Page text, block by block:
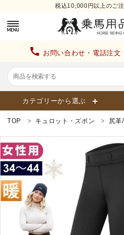
税込10,000円以上のご
call お問い合わせ・電話注文
カテゴリーから選ぶ
カテゴリーから探す
ヘルメット
キュロット・ズボン
TOP キュロット・ズボン 尻革